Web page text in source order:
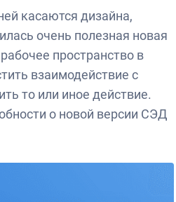
касаются дизайна,
очень полезная новая
пространство в
взаимодействие с
то или иное действие.
о новой версии СЭД